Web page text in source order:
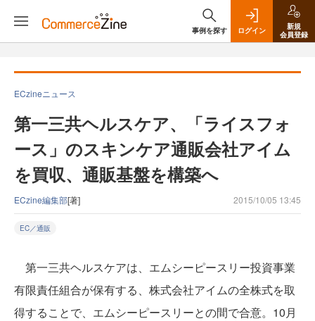
事例を探す ログイン
新規
会員登録
ECzineニュース
第一三共ヘルスケア、「ライスフォ
ース」のスキンケア通販会社アイム
を買収、通販基盤を構築へ
ECzine編集部[著] 2015/10/05 13:45
EC／通販
第一三共ヘルスケアは、エムシーピースリー投資事業
有限責任組合が保有する、株式会社アイムの全株式を取
得することで、エムシーピースリーとの間で合意。10月